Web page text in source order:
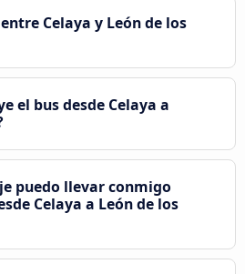
Celaya y León de los
el bus desde Celaya a
puedo llevar conmigo
Celaya a León de los